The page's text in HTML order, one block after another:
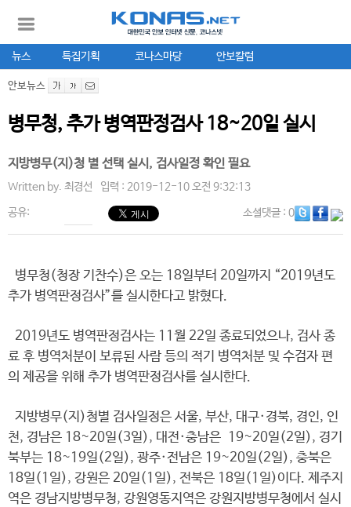
뉴스 특집기획 코나스마당 안보칼럼
안보뉴스
병무청, 추가 병역판정검사 18~20일 실시
지방병무(지)청 별 선택 실시, 검사일정 확인 필요
Written by. 최경선 입력 : 2019-12-10 오전 9:32:13
공유: 소셜댓글: 0
병무청(청장 기찬수)은 오는 18일부터 20일까지 “2019년도
추가 병역판정검사”를 실시한다고 밝혔다.
2019년도 병역판정검사는 11월 22일 종료되었으나, 검사 종
료 후 병역처분이 보류된 사람 등의 적기 병역처분 및 수검자 편
의 제공을 위해 추가 병역판정검사를 실시한다.
지방병무(지)청별 검사일정은 서울, 부산, 대구·경북, 경인, 인
천, 경남은 18~20일(3일), 대전·충남은 19~20일(2일), 경기
북부는 18~19일(2일), 광주·전남은 19~20일(2일), 충북은
18일(1일), 강원은 20일(1일), 전북은 18일(1일)이다. 제주지
역은 경남지방병무청, 강원영동지역은 강원지방병무청에서 실시